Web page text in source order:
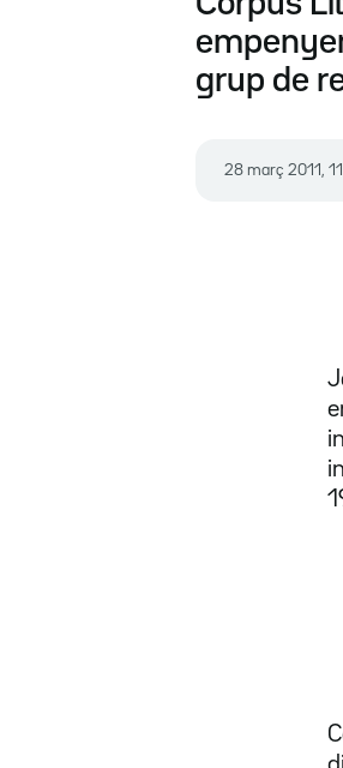
grup de
28 març 2011,